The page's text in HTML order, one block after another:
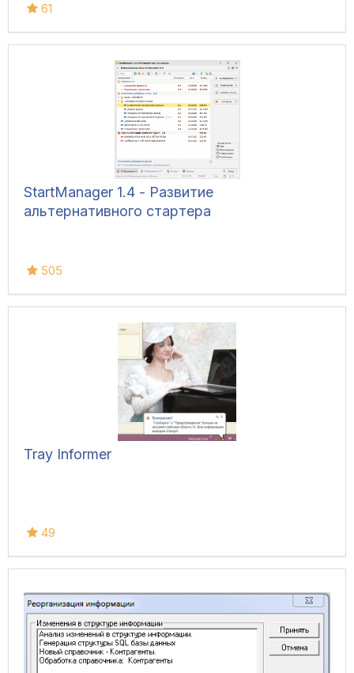
61
StartManager 1.4 - Развитие
альтернативного стартера
505
Tray Informer
49